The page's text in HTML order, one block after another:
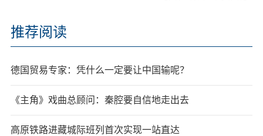
推荐阅读
德国贸易专家：凭什么一定要让中国输呢？
《主角》戏曲总顾问：秦腔要自信地走出去
高原铁路进藏城际班列首次实现一站直达